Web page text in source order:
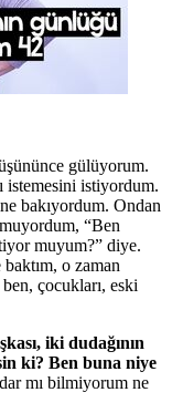
gülüyorum.
istemesini istiyordum.
bakıyordum. Ondan
“Ben
muyum?” diye.
o zaman
çocukları, eski
iki dudağının
ki? Ben buna niye
mı bilmiyorum ne